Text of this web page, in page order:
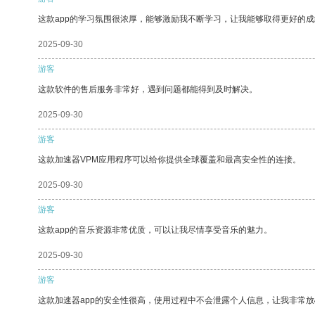
这款app的学习氛围很浓厚，能够激励我不断学习，让我能够取得更好的成
2025-09-30
游客
这款软件的售后服务非常好，遇到问题都能得到及时解决。
2025-09-30
游客
这款加速器VPM应用程序可以给你提供全球覆盖和最高安全性的连接。
2025-09-30
游客
这款app的音乐资源非常优质，可以让我尽情享受音乐的魅力。
2025-09-30
游客
这款加速器app的安全性很高，使用过程中不会泄露个人信息，让我非常放